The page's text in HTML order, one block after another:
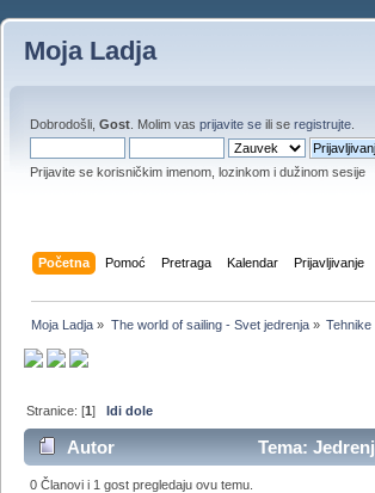
Moja Ladja
Dobrodošli, Gost . Molim vas prijavite se ili se registrujte
Prijavite se korisničkim imenom, lozinkom i dužinom sesije
Početna Pomoć Pretraga Kalendar Prijavljivanje
Moja Ladja » The world of sailing - Svet jedrenja» Tehnike
Stranice: [1]Idi dole
Autor Tema:
0 Članovi i 1 gost pregledaju ovu temu.